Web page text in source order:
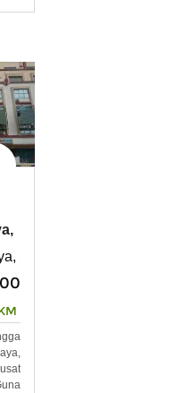
Sawah Besar, Jakarta Pusat